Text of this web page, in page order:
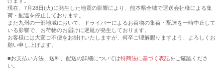
現在、7月28日(火)に発生した地震の影響により、熊本県全域で運送会社様による集
荷・配達を停止しております。
また九州の一部地域において、ドライバーによるお荷物の集荷・配達を一時中止して
いる影響で、お荷物のお届けに遅延が発生しております。
お客様には大変ご不便をお掛けいたしますが、何卒ご理解賜りますよう、よろしくお
願い申し上げます。
■お支払い方法、送料、配送の詳細については特商法に基づく表記をご確認くださ
い。